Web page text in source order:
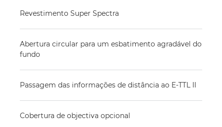
Revestimento Super Spectra
Abertura circular para um esbatimento agradável do
fundo
Passagem das informações de distância ao E-TTL II
Cobertura de objectiva opcional